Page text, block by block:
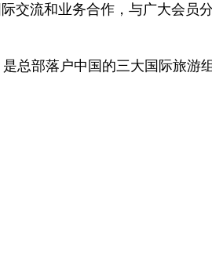
交流和业务合作，与广大会员
总部落户中国的三大国际旅游组